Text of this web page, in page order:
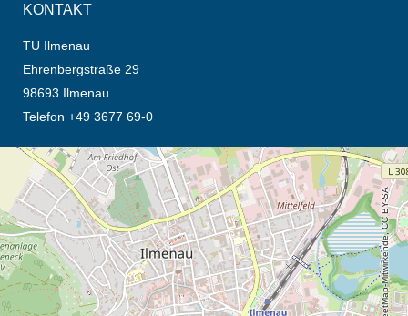
KONTAKT
TU Ilmenau
Ehrenbergstraße 29
98693 Ilmenau
Telefon +49 3677 69-0
Öffnet die Anfahrtsbeschreibung in neuem Tab (Karte)
© OpenStreetMap-Mitwirkende, CC BY-SA